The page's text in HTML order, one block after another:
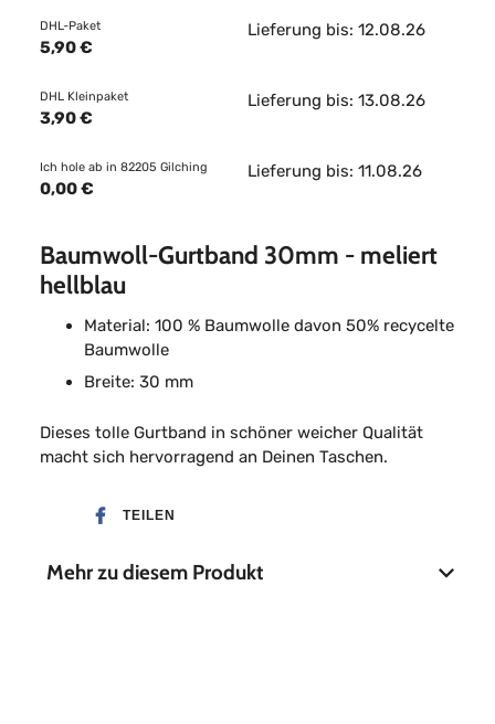
DHL-Paket
5,90 €
Lieferung bis: 12.08.26
DHL Kleinpaket
3,90 €
Lieferung bis: 13.08.26
Ich hole ab in 82205 Gilching
0,00 €
Lieferung bis: 11.08.26
Baumwoll-Gurtband 30mm - meliert
hellblau
Material: 100 % Baumwolle davon 50% recycelte
Baumwolle
Breite: 30 mm
Dieses tolle Gurtband in schöner weicher Qualität
macht sich hervorragend an Deinen Taschen.
TEILEN
Mehr zu diesem Produkt